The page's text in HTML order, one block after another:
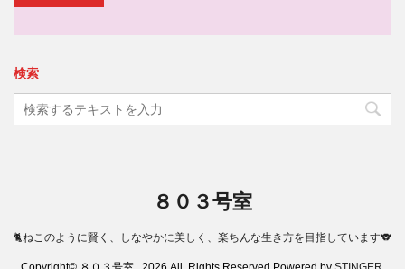
検索
８０３号室
🐈ねこのように賢く、しなやかに美しく、楽ちんな生き方を目指しています🐨